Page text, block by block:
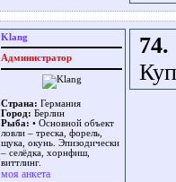
Klang
Администратор
Страна: Германия
Город: Берлин
Рыба: • Основной объект
ловли – треска, форель,
щука, окунь. Эпизодически
– селёдка, хорнфиш,
виттлинг.
моя анкета
74.